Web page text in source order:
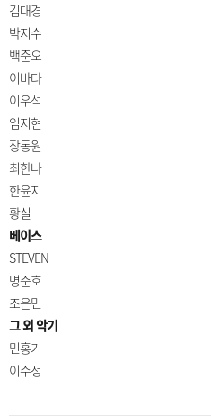
김대경
박지수
백준오
이바다
이우석
임지현
장동원
최한나
한윤지
황실
베이스
STEVEN
명준호
조은민
그 외 악기
민홍기
이수정